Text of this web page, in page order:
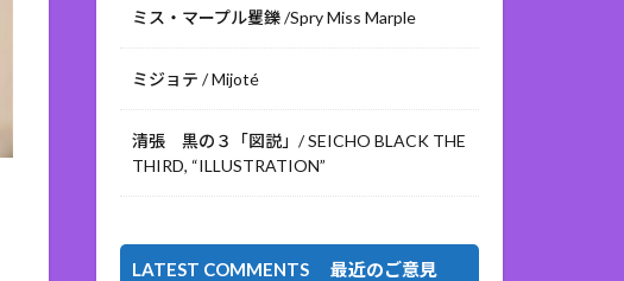
ミス・マープル矍鑠 /Spry Miss Marple
ミジョテ / Mijoté
清張 黒の３「図説」/ SEICHO BLACK THE
THIRD, “ILLUSTRATION”
LATEST COMMENTS 最近のご意見